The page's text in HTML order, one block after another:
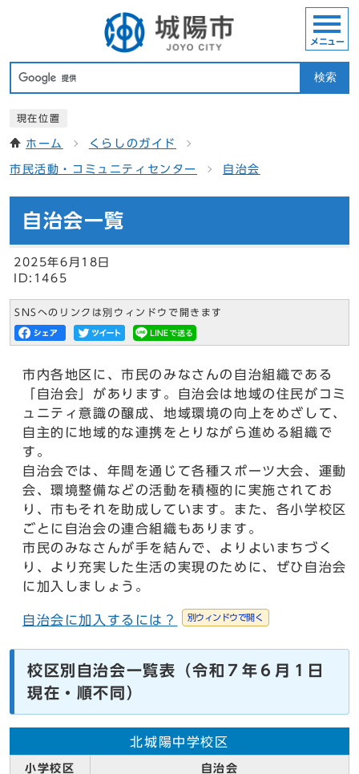
検索
メニュー
現在位置
ホーム くらしのガイド
市民活動・コミュニティセンター 自治会
自治会一覧
2025年6月18日
ID:1465
SNSへのリンクは別ウィンドウで開きます
市内各地区に、市民のみなさんの自治組織である
「自治会」があります。自治会は地域の住民がコミ
ュニティ意識の醸成、地域環境の向上をめざして、
自主的に地域的な連携をとりながら進める組織で
す。
自治会では、年間を通じて各種スポーツ大会、運動
会、環境整備などの活動を積極的に実施されてお
り、市もそれを助成しています。また、各小学校区
ごとに自治会の連合組織もあります。
市民のみなさんが手を結んで、よりよいまちづく
り、より充実した生活の実現のために、ぜひ自治会
に加入しましょう。
自治会に加入するには？ 別ウィンドウで開く
校区別自治会一覧表（令和７年６月１日
現在・順不同）
北城陽中学校区
小学校区 自治会